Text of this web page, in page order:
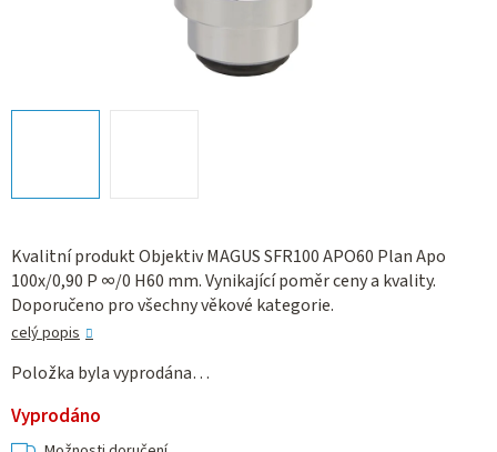
Kvalitní produkt Objektiv MAGUS SFR100 APO60 Plan Apo
100х/0,90 P ∞/0 H60 mm. Vynikající poměr ceny a kvality.
Doporučeno pro všechny věkové kategorie.
celý popis
Položka byla vyprodána…
Vyprodáno